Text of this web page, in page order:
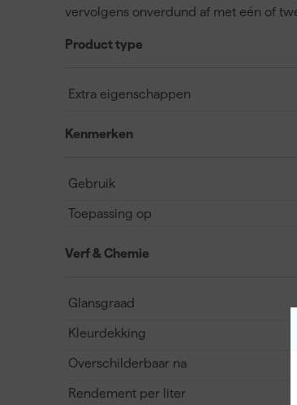
vervolgens onverdund af met eén of
Product type
Extra eigenschappen
Kenmerken
Gebruik
Toepassing op
Verf & Chemie
Glansgraad
Kleurdekking
Overschilderbaar na
Rendement per liter